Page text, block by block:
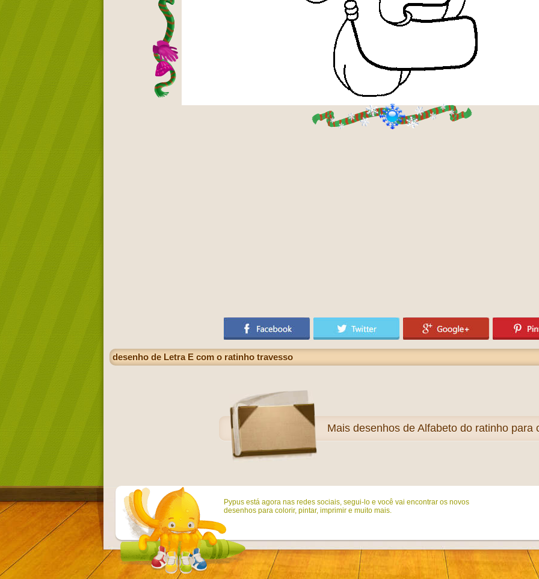
desenho de Letra E com o ratinho travesso
Mais desenhos de Alfabeto do ratinho para
Pypus está agora nas redes sociais, segui-lo e você vai encontrar os novos
desenhos para colorir, pintar, imprimir e muito mais.